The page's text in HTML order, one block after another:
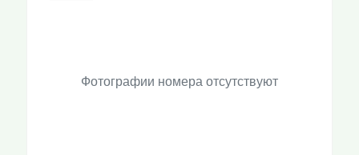
Фотографии номера отсутствуют